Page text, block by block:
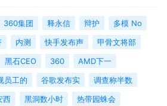
360集团 释永信 辩护
多模 No
内测 快手发布声
甲骨文将部
黑石CEO 360
AMD下一
员工的 谷歌发布实
调查称半数
西 黑洞数小时
热带园蛛会